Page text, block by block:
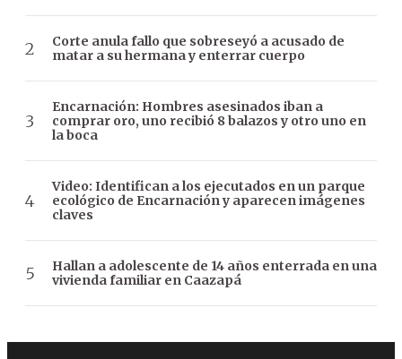
Corte anula fallo que sobreseyó a acusado de
matar a su hermana y enterrar cuerpo
Encarnación: Hombres asesinados iban a
comprar oro, uno recibió 8 balazos y otro uno en
la boca
Video: Identifican a los ejecutados en un parque
ecológico de Encarnación y aparecen imágenes
claves
Hallan a adolescente de 14 años enterrada en una
vivienda familiar en Caazapá